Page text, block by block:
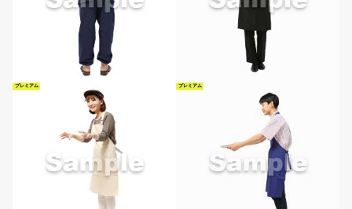
プレミアム プレミアム